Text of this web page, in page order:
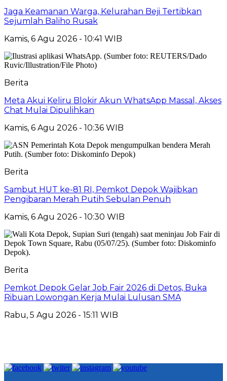
Jaga Keamanan Warga, Kelurahan Beji Tertibkan
Sejumlah Baliho Rusak
Kamis, 6 Agu 2026 - 10:41 WIB
Berita
Meta Akui Keliru Blokir Akun WhatsApp Massal, Akses
Chat Mulai Dipulihkan
Kamis, 6 Agu 2026 - 10:36 WIB
Berita
Sambut HUT ke-81 RI, Pemkot Depok Wajibkan
Pengibaran Merah Putih Sebulan Penuh
Kamis, 6 Agu 2026 - 10:30 WIB
Berita
Pemkot Depok Gelar Job Fair 2026 di Detos, Buka
Ribuan Lowongan Kerja Mulai Lulusan SMA
Rabu, 5 Agu 2026 - 15:11 WIB